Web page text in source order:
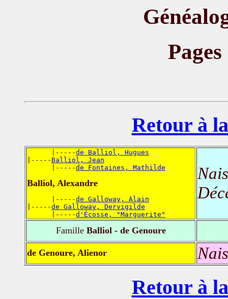
Retour à
      |-----
de Balliol, Hugues
|----- Balliol, Jean
      |-----
de Fontaines, Mathilde
Balliol, Alexandre
      |-----
de Galloway, Alain
|-----de Galloway, Dervigilde
      |-----
d'Écosse, "Marguerite"
FamilleBalliol - de Genoure
de Genoure, Alienor
Retour à